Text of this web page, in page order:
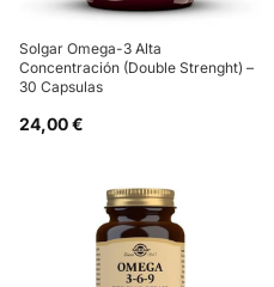
Solgar Omega-3 Alta
Concentración (Double Strenght) –
30 Capsulas
24,00 €